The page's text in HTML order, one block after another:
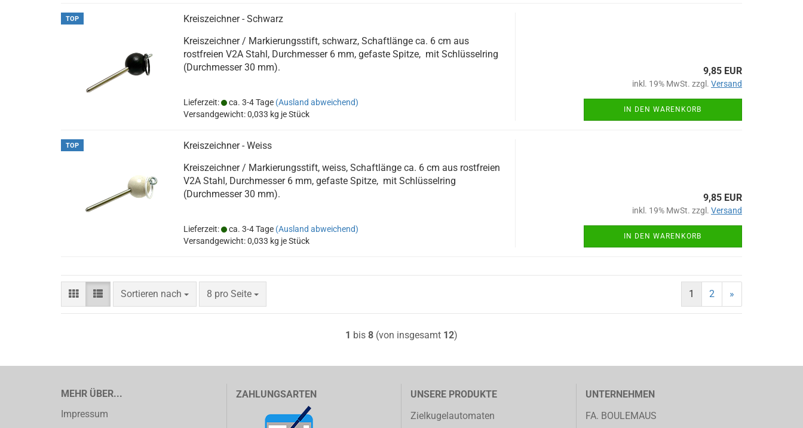
TOP
Kreiszeichner - Schwarz
Kreiszeichner / Markierungsstift, schwarz, Schaftlänge ca. 6 cm aus
rostfreien V2A Stahl, Durchmesser 6 mm, gefaste Spitze, mit Schlüsselring
(Durchmesser 30 mm).
Lieferzeit: ca. 3-4 Tage (Ausland abweichend)
Versandgewicht:0,033 kg je Stück
9,85 EUR
inkl. 19% MwSt. zzgl. Versand
IN DEN WARENKORB
TOP
Kreiszeichner - Weiss
Kreiszeichner / Markierungsstift, weiss, Schaftlänge ca. 6 cm aus rostfreien
V2A Stahl, Durchmesser 6 mm, gefaste Spitze, mit Schlüsselring
(Durchmesser 30 mm).
Lieferzeit: ca. 3-4 Tage (Ausland abweichend)
Versandgewicht:0,033 kg je Stück
9,85 EUR
inkl. 19% MwSt. zzgl. Versand
IN DEN WARENKORB
Sortieren nach
Sortieren nach 8 pro Seite
pro Seite 1 2 »
1 bis 8 (von insgesamt 12)
MEHR ÜBER...
Impressum
ZAHLUNGSARTEN
UNSERE PRODUKTE
Zielkugelautomaten
UNTERNEHMEN
FA. BOULEMAUS